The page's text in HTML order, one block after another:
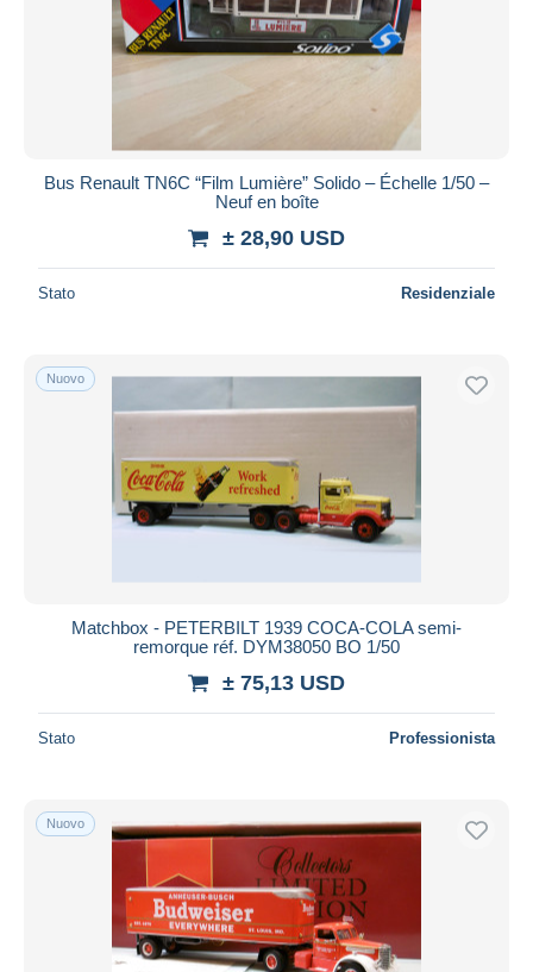
Bus Renault TN6C “Film Lumière” Solido – Échelle 1/50 –
Neuf en boîte
± 28,90 USD
Stato Residenziale
Nuovo
Matchbox - PETERBILT 1939 COCA-COLA semi-
remorque réf. DYM38050 BO 1/50
± 75,13 USD
Stato Professionista
Nuovo